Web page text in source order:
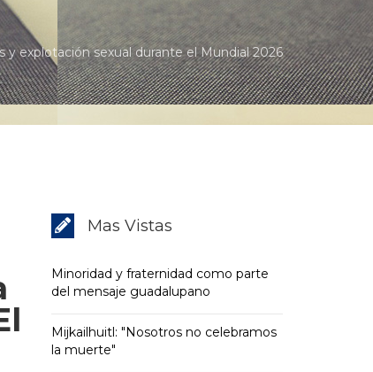
explotación sexual durante el Mundial 2026
Mas Vistas
Minoridad y fraternidad como parte
del mensaje guadalupano
Mijkailhuitl: "Nosotros no celebramos
la muerte"